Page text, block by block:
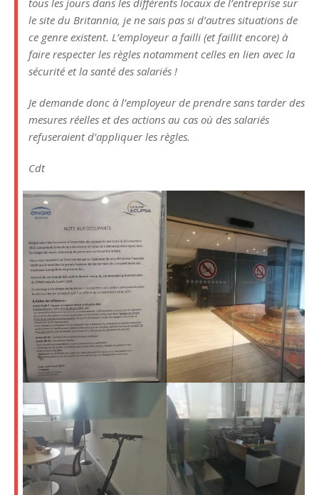
tous les jours dans les différents locaux de l’entreprise sur
le site du Britannia, je ne sais pas si d’autres situations de
ce genre existent. L’employeur a failli (et faillit encore) à
faire respecter les règles notamment celles en lien avec la
sécurité et la santé des salariés !
Je demande donc à l’employeur de prendre sans tarder des
mesures réelles et des actions au cas où des salariés
refuseraient d’appliquer les règles.
Cdt